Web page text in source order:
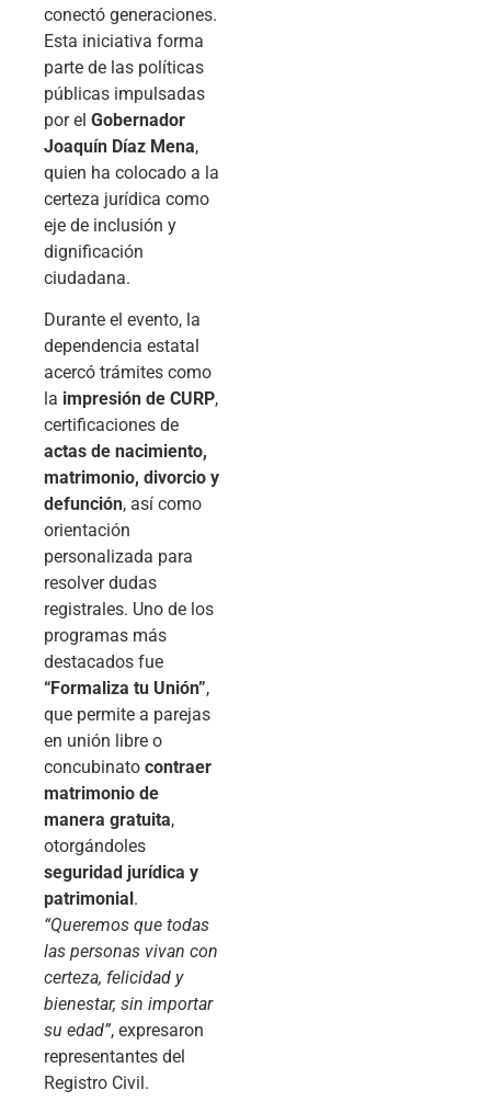
conectó generaciones.
Esta iniciativa forma
parte de las políticas
públicas impulsadas
por el Gobernador
Joaquín Díaz Mena,
quien ha colocado a la
certeza jurídica como
eje de inclusión y
dignificación
ciudadana.
Durante el evento, la
dependencia estatal
acercó trámites como
la impresión de CURP,
certificaciones de
actas de nacimiento,
matrimonio, divorcio y
defunción, así como
orientación
personalizada para
resolver dudas
registrales. Uno de los
programas más
destacados fue
“Formaliza tu Unión”,
que permite a parejas
en unión libre o
concubinato contraer
matrimonio de
manera gratuita,
otorgándoles
seguridad jurídica y
patrimonial .
“Queremos que todas
las personas vivan con
certeza, felicidad y
bienestar, sin importar
su edad”, expresaron
representantes del
Registro Civil.